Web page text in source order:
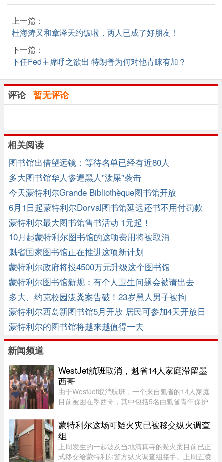
上一篇：
杜海涛又和章泽天约饭啦，两人已成了好朋友！
下一篇：
下任Fed主席呼之欲出 特朗普为何对他青睐有加？
评论 暂无评论
相关阅读
图书馆出借望远镜：等待名单已经有近80人
多大图书馆华人惨遭黑人"泼屎"袭击
今天蒙特利尔Grande Bibliothèque图书馆开放
6月1日起蒙特利尔Dorval图书馆延迟还书不用付罚款
蒙特利尔最大图书馆售书活动 1元起！
10月起蒙特利尔图书馆的这项费用将被取消
魁省国家图书馆正在推进这项新计划
蒙特利尔政府将投4500万元升级这个图书馆
蒙特利尔图书馆新规：有个人卫生问题会被请出去
多大、约克校园泼粪案告破！23岁黑人男子被拘
蒙特利尔西岛新图书馆5月开放 居民可参加4天开放日
蒙特利尔的图书馆将越来越值得一去
新闻频道
WestJet航班取消，魁省14人家庭滞留墨
西哥
由于WestJet取消航班，一个来自魁省的14人家庭
目前被困在墨西哥，其中包括5名由魁省青年保护
Josée Pelletier表示，一家人原定周一返程，却在
起飞前数小时收到航班取消 ...
蒙特利尔这场可疑火灾已被移交纵火调查
组
上周发生的一起波及当地清真寺的疑火案目前已正
式移交给蒙特利尔警方纵火调查组接手。上周五凌